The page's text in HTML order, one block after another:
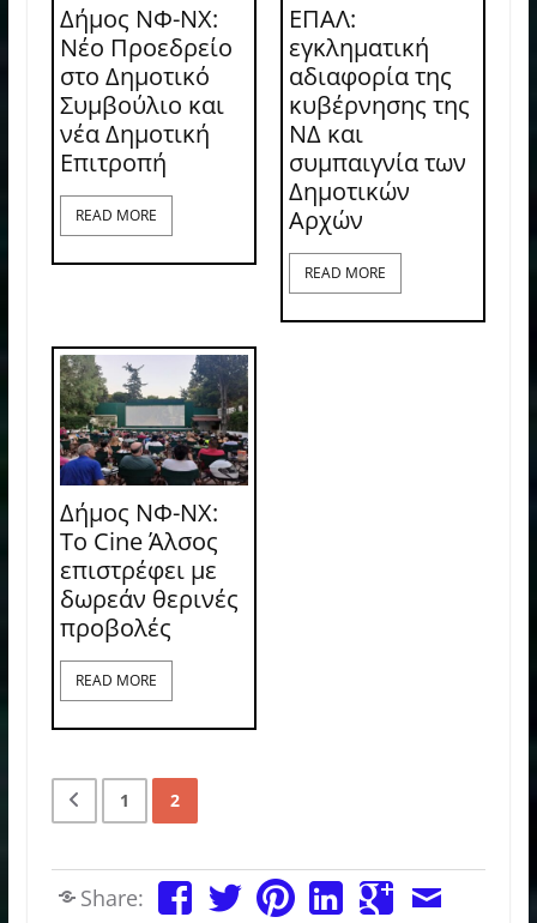
Δήμος ΝΦ-ΝΧ:
Νέο Προεδρείο
στο Δημοτικό
Συμβούλιο και
νέα Δημοτική
Επιτροπή
READ MORE
ΕΠΑΛ:
εγκληματική
αδιαφορία της
κυβέρνησης της
ΝΔ και
συμπαιγνία των
Δημοτικών
Αρχών
READ MORE
Δήμος ΝΦ-ΝΧ:
Το Cine Άλσος
επιστρέφει με
δωρεάν θερινές
προβολές
READ MORE
1 2
Share: